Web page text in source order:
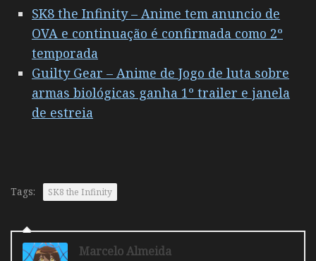
SK8 the Infinity – Anime tem anuncio de
OVA e continuação é confirmada como 2º
temporada
Guilty Gear – Anime de Jogo de luta sobre
armas biológicas ganha 1º trailer e janela
de estreia
Tags: SK8 the Infinity
Marcelo Almeida